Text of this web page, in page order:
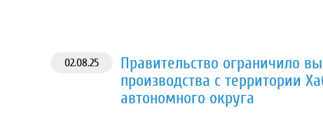
02.08.25
Правительство ограничило
производства с территории
автономного округа